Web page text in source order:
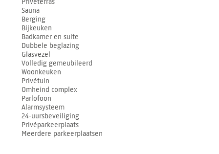
Sauna
Berging
Bijkeuken
Badkamer en suite
Dubbele beglazing
Glasvezel
Volledig gemeubileerd
Woonkeuken
Privétuin
Omheind complex
Parlofoon
Alarmsysteem
24-uursbeveiliging
Privéparkeerplaats
Meerdere parkeerplaatsen